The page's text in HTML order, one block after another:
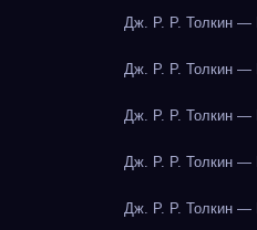
Дж. Р. Р. Толкин —
Дж. Р. Р. Толкин —
Дж. Р. Р. Толкин —
Дж. Р. Р. Толкин —
Дж. Р. Р. Толкин —